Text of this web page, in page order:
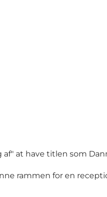
af" at have titlen som
rammen for en